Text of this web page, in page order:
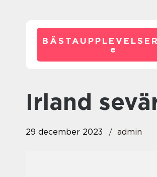
e
irland
29 december 2023 admin